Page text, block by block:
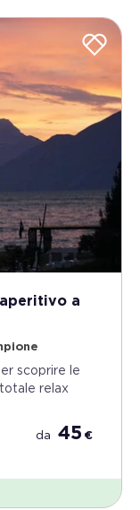
a
scoprire le
relax
da 45 €